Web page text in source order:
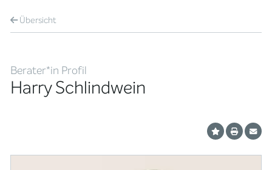
Übersicht
Berater*in Profil
Harry Schlindwein